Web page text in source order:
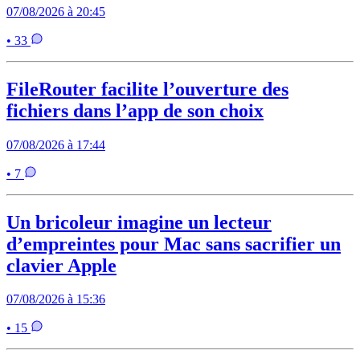
07/08/2026 à 20:45
• 33
FileRouter facilite l’ouverture des
fichiers dans l’app de son choix
07/08/2026 à 17:44
• 7
Un bricoleur imagine un lecteur
d’empreintes pour Mac sans sacrifier un
clavier Apple
07/08/2026 à 15:36
• 15